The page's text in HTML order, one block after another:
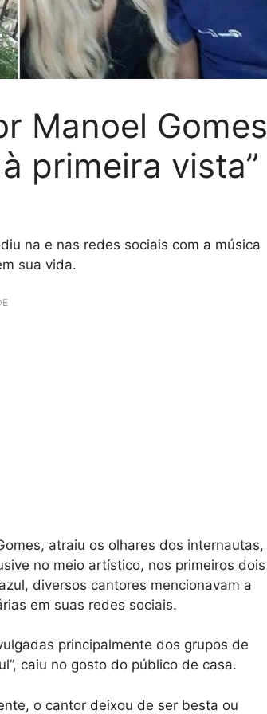
Manoel Gomes
à primeira vista”
na e nas redes sociais com a música
sua vida.
atraiu os olhares dos internautas,
no meio artístico, nos primeiros dois
diversos cantores mencionavam a
em suas redes sociais.
principalmente dos grupos de
caiu no gosto do público de casa.
o cantor deixou de ser besta ou